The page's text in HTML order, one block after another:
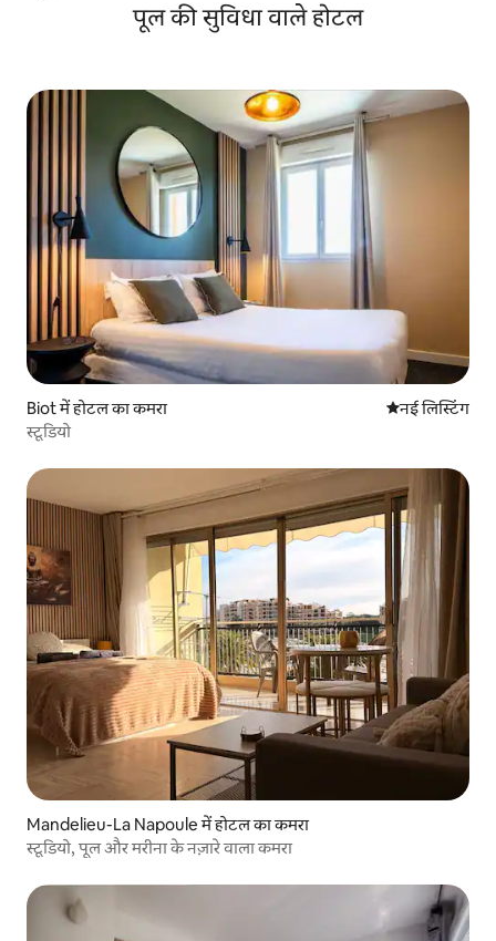
पूल की सुविधा वाले होटल
Biot में होटल का कमरा ठहरने की नई
नई लिस्टिंग
स्टूडियो
Mandelieu-La Napoule में होटल का कमरा
स्टूडियो, पूल और मरीना के नज़ारे वाला कमरा